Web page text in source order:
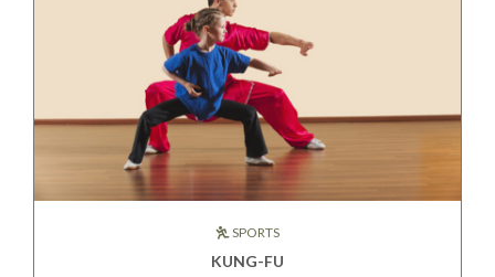
SPORTS
KUNG-FU